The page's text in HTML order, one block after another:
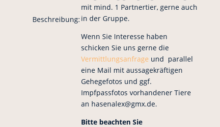
Beschreibung:
mit mind. 1 Partnertier, gerne auch
in der Gruppe.
Wenn Sie Interesse haben
schicken Sie uns gerne die
Vermittlungsanfrage und parallel
eine Mail mit aussagekräftigen
Gehegefotos und ggf.
Impfpassfotos vorhandener Tiere
an hasenalex@gmx.de.
Bitte beachten Sie